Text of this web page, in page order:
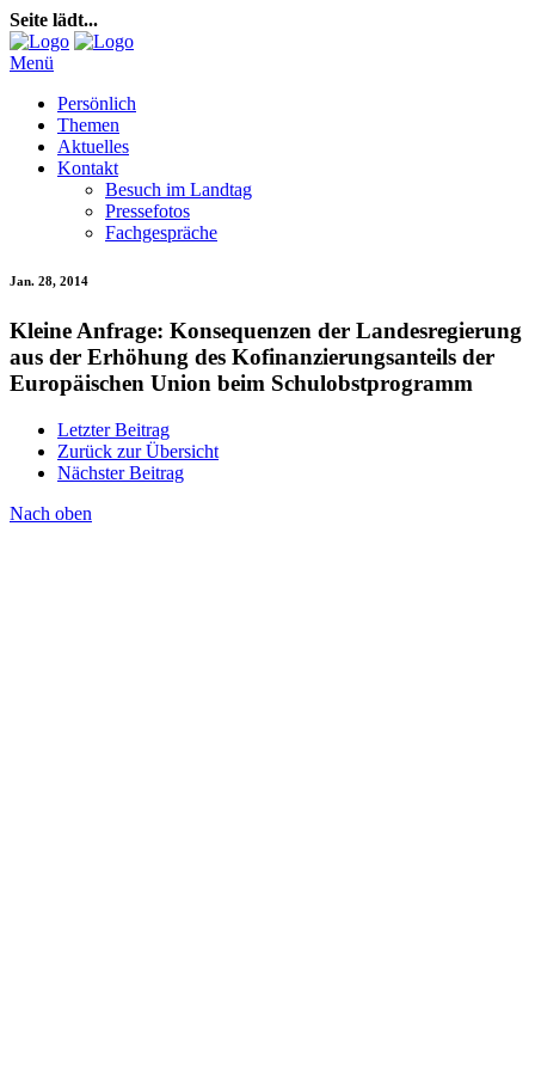
Seite lädt...
Menü
Persönlich
Themen
Aktuelles
Kontakt
Besuch im Landtag
Pressefotos
Fachgespräche
Jan. 28, 2014
Kleine Anfrage: Konsequenzen der Landesregierung
aus der Erhöhung des Kofinanzierungsanteils der
Europäischen Union beim Schulobstprogramm
Letzter Beitrag
Zurück zur Übersicht
Nächster Beitrag
Nach oben